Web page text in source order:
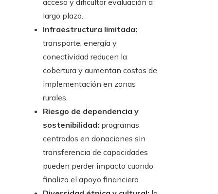
acceso y dificultar evaluación a
largo plazo.
Infraestructura limitada:
transporte, energía y
conectividad reducen la
cobertura y aumentan costos de
implementación en zonas
rurales.
Riesgo de dependencia y
sostenibilidad: programas
centrados en donaciones sin
transferencia de capacidades
pueden perder impacto cuando
finaliza el apoyo financiero.